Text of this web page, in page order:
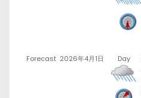
Forecast 2026年4月1日 Day